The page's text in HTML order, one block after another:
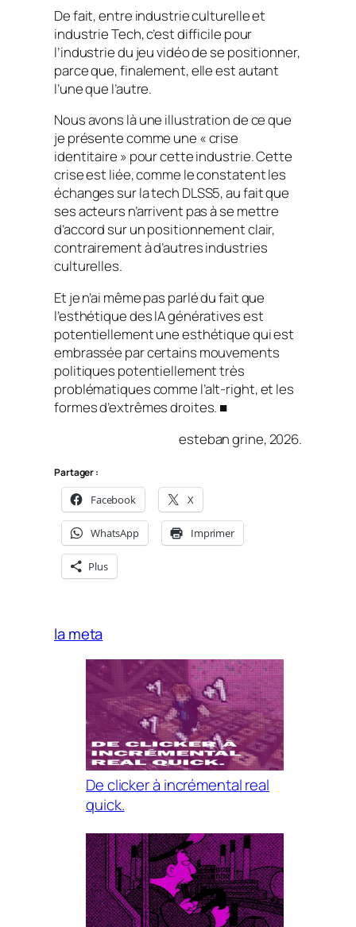
De fait, entre industrie culturelle et
industrie Tech, c’est difficile pour
l’industrie du jeu vidéo de se positionner,
parce que, finalement, elle est autant
l’une que l’autre.
Nous avons là une illustration de ce que
je présente comme une « crise
identitaire » pour cette industrie. Cette
crise est liée, comme le constatent les
échanges sur la tech DLSS5, au fait que
ses acteurs n’arrivent pas à se mettre
d’accord sur un positionnement clair,
contrairement à d’autres industries
culturelles.
Et je n’ai même pas parlé du fait que
l’esthétique des IA génératives est
potentiellement une esthétique qui est
embrassée par certains mouvements
politiques potentiellement très
problématiques comme l’alt-right, et les
formes d’extrêmes droites. ■
esteban grine, 2026.
Partager :
Facebook X
WhatsApp Imprimer
Plus
la meta
De clicker à incrémental real
quick.